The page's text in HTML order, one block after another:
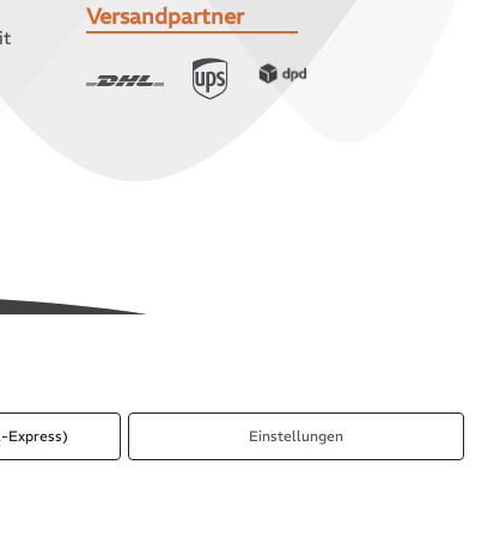
Versandpartner
Express) Einstellungen